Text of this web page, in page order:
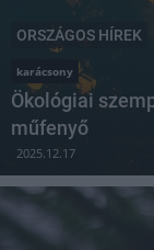
ORSZÁGOS HÍREK
karácsony
Ökológiai
műfenyő
2025.12.17